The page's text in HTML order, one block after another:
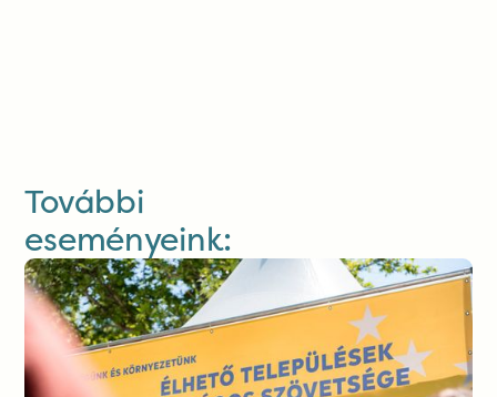
További
eseményeink: